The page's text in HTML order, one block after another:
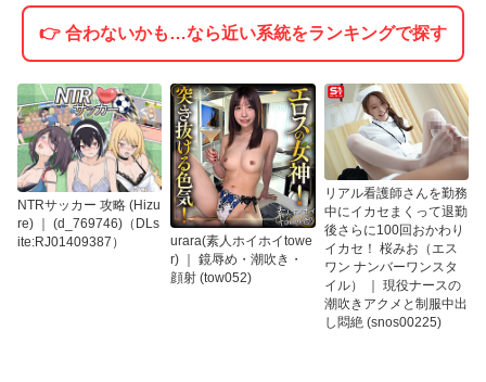
👉 合わないかも…なら近い系統をランキングで探す
NTRサッカー 攻略 (Hizu
re) ｜ (d_769746)（DLs
ite:RJ01409387）
urara(素人ホイホイtowe
r) ｜ 鏡辱め・潮吹き・
顔射 (tow052)
リアル看護師さんを勤務
中にイカセまくって退勤
後さらに100回おかわり
イカセ！ 桜みお（エス
ワン ナンバーワンスタ
イル） ｜ 現役ナースの
潮吹きアクメと制服中出
し悶絶 (snos00225)